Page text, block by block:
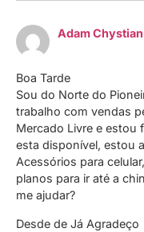
Adam
Boa Tarde
Sou do Norte do
trabalho com vendas
Mercado Livre e estou
esta disponível, estou
Acessórios para
planos para ir até a
me ajudar?
Desde de Já Agradeço